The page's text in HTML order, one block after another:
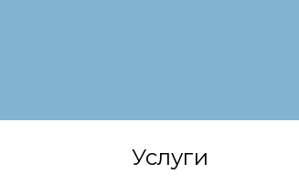
Услуги